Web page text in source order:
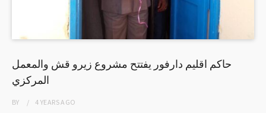
حاكم اقليم دارفور يفتتح مشروع زيرو قش والمعمل
المركزي
BY 4 YEARSAGO